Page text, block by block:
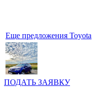
Еще предложения Toyota
ПОДАТЬ ЗАЯВКУ